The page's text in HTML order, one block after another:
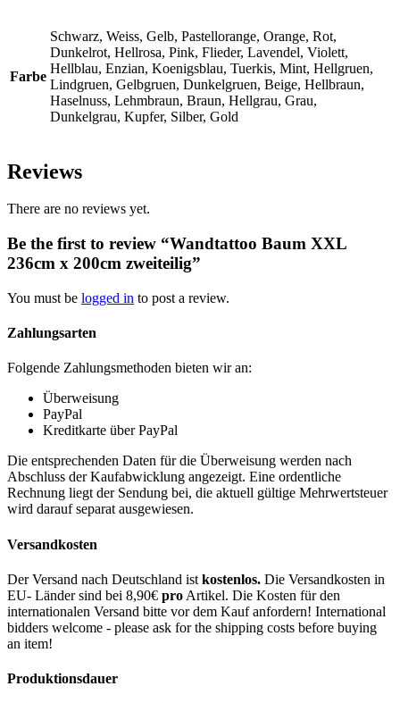
Farbe
Schwarz, Weiss, Gelb, Pastellorange, Orange, Rot,
Dunkelrot, Hellrosa, Pink, Flieder, Lavendel, Violett,
Hellblau, Enzian, Koenigsblau, Tuerkis, Mint, Hellgruen,
Lindgruen, Gelbgruen, Dunkelgruen, Beige, Hellbraun,
Haselnuss, Lehmbraun, Braun, Hellgrau, Grau,
Dunkelgrau, Kupfer, Silber, Gold
Reviews
There are no reviews yet.
Be the first to review “Wandtattoo Baum XXL
236cm x 200cm zweiteilig”
You must be logged in to post a review.
Zahlungsarten
Folgende Zahlungsmethoden bieten wir an:
Überweisung
PayPal
Kreditkarte über PayPal
Die entsprechenden Daten für die Überweisung werden nach
Abschluss der Kaufabwicklung angezeigt. Eine ordentliche
Rechnung liegt der Sendung bei, die aktuell gültige Mehrwertsteuer
wird darauf separat ausgewiesen.
Versandkosten
Der Versand nach Deutschland ist kostenlos. Die Versandkosten in
EU- Länder sind bei 8,90€ pro Artikel. Die Kosten für den
internationalen Versand bitte vor dem Kauf anfordern! International
bidders welcome - please ask for the shipping costs before buying
an item!
Produktionsdauer